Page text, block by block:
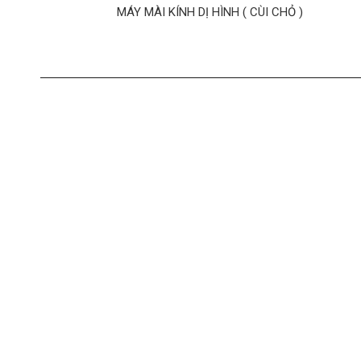
MÁY MÀI KÍNH DỊ HÌNH ( CÙI CHỎ )